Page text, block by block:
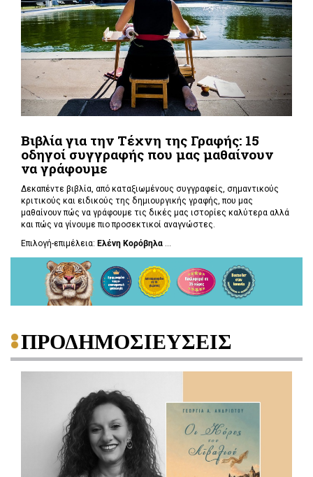
Βιβλία για την Τέχνη της Γραφής: 15
οδηγοί συγγραφής που μας μαθαίνουν
να γράφουμε
Δεκαπέντε βιβλία, από καταξιωμένους συγγραφείς, σημαντικούς
κριτικούς και ειδικούς της δημιουργικής γραφής, που μας
μαθαίνουν πώς να γράφουμε τις δικές μας ιστορίες καλύτερα αλλά
και πώς να γίνουμε πιο προσεκτικοί αναγνώστες.
Επιλογή-επιμέλεια: Ελένη Κορόβηλα ...
ΠΡΟΔΗΜΟΣΙΕΥΣΕΙΣ